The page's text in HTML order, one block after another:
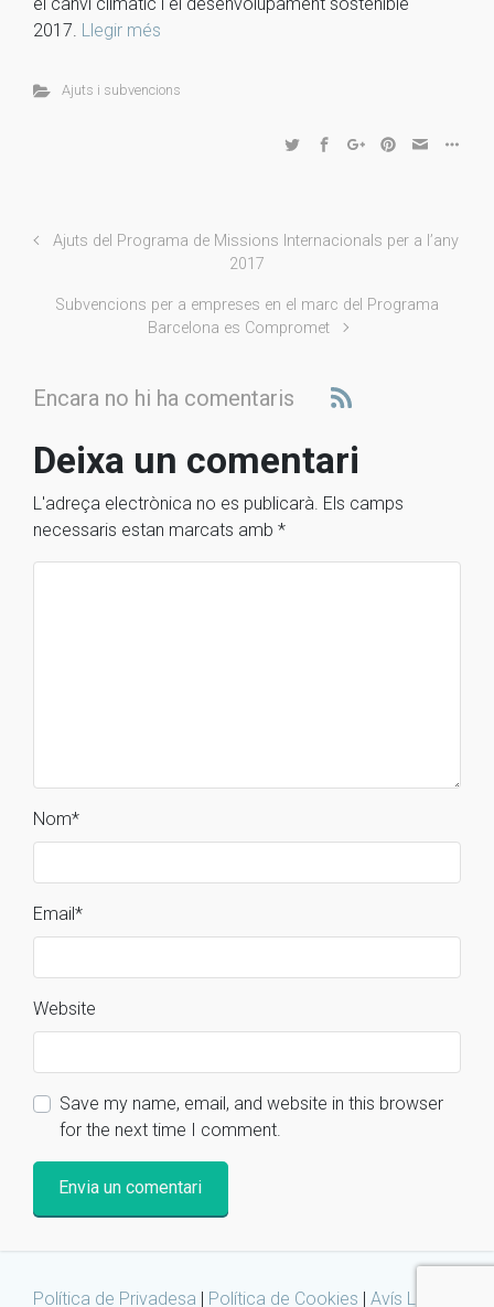
2017. Llegir més
Ajuts i subvencions
Ajuts del Programa de Missions Internacionals per a l’any
2017
Subvencions per a empreses en el marc del Programa
Barcelona es Compromet
Encara no hi ha comentaris
Deixa un comentari
L'adreça electrònica no es publicarà. Els camps
necessaris estan marcats amb *
Nom*
Email*
Website
Save my name, email, and website in this browser
for the next time I comment.
Política de Privadesa | Política de Cookies | Avís Legal